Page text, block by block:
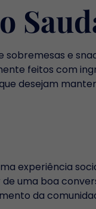
e
feitos com
desejam
experiência
uma boa
da